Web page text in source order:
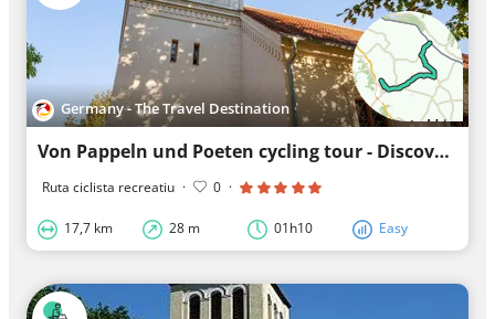
Germany - The Travel Destination
Von Pappeln und Poeten cycling tour - Discovery Tour
Ruta ciclista recreatiu · 0 ·
17,7 km 28 m 01h10 Easy